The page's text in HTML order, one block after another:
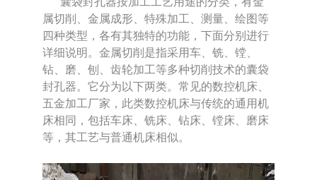
属切削、金属成形、特殊加工、测量、绘图等
四种类型，各有其独特的功能，下面分别进行
详细说明。金属切削是指采用车、铣、镗、
钻、磨、刨、齿轮加工等多种切削技术的囊袋
封孔器。它分为以下两类。常见的数控机床、
五金加工厂家，此类数控机床与传统的通用机
床相同，包括车床、铣床、钻床、镗床、磨床
等，其工艺与普通机床相似。